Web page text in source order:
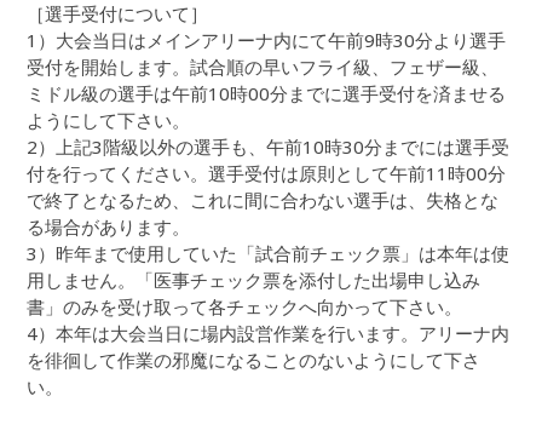
［選手受付について］
1）大会当日はメインアリーナ内にて午前9時30分より選手
受付を開始します。試合順の早いフライ級、フェザー級、
ミドル級の選手は午前10時00分までに選手受付を済ませる
ようにして下さい。
2）上記3階級以外の選手も、午前10時30分までには選手受
付を行ってください。選手受付は原則として午前11時00分
で終了となるため、これに間に合わない選手は、失格とな
る場合があります。
3）昨年まで使用していた「試合前チェック票」は本年は使
用しません。「医事チェック票を添付した出場申し込み
書」のみを受け取って各チェックへ向かって下さい。
4）本年は大会当日に場内設営作業を行います。アリーナ内
を徘徊して作業の邪魔になることのないようにして下さ
い。